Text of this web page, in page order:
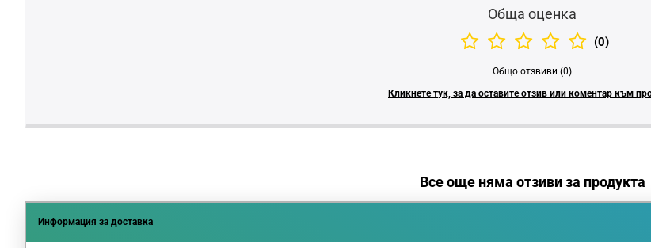
Обща оценка
(0)
Общо отзвиви (0)
Кликнете тук, за да оставите отзив или коментар към
Все още няма отзиви за продукта
Информация за доставка